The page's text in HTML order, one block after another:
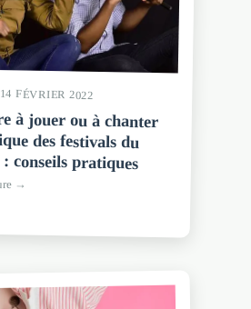
14 FÉVRIER 2022
à jouer ou à chanter
des festivals du
conseils pratiques
→